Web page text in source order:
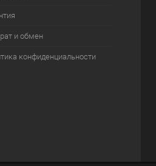
и обмен
конфиденциальности